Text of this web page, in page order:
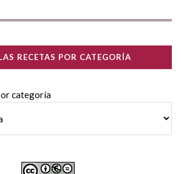
RECETAS POR CATEGORÍA
categoría